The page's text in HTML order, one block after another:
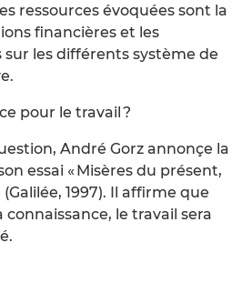
ressources évoquées sont la
financières et les
les différents système de
pour le travail ?
André Gorz annonçe la
essai « Misères du présent,
1997). Il affirme que
connaissance, le travail sera